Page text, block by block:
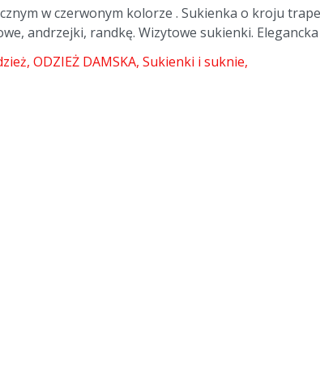
w czerwonym kolorze . Sukienka o kroju
andrzejki, randkę. Wizytowe sukienki.
ODZIEŻ DAMSKA Sukienki i suknie